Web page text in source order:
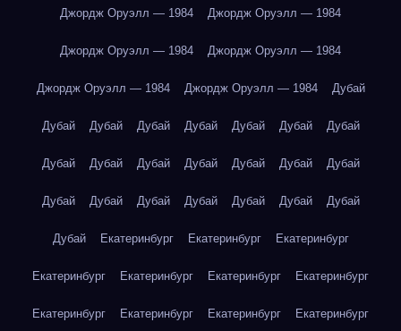
Джордж Оруэлл — 1984 Джордж Оруэлл — 1984
Джордж Оруэлл — 1984 Джордж Оруэлл — 1984
Джордж Оруэлл — 1984 Джордж Оруэлл — 1984 Дубай
Дубай Дубай Дубай Дубай Дубай Дубай Дубай
Дубай Дубай Дубай Дубай Дубай Дубай Дубай
Дубай Дубай Дубай Дубай Дубай Дубай Дубай
Дубай Екатеринбург Екатеринбург Екатеринбург
Екатеринбург Екатеринбург Екатеринбург Екатеринбург
Екатеринбург Екатеринбург Екатеринбург Екатеринбург